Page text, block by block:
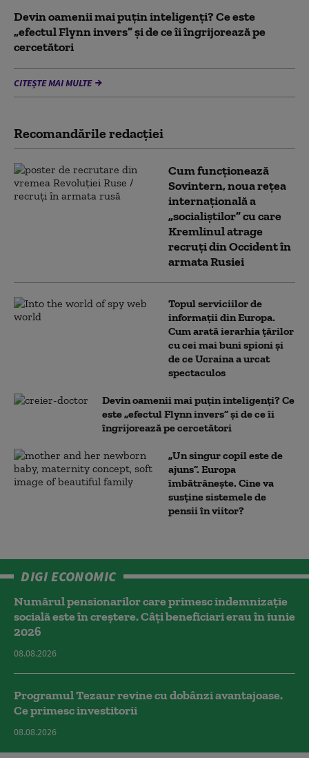
Devin oamenii mai puțin inteligenți? Ce este
„efectul Flynn invers” și de ce îi îngrijorează pe
cercetători
CITEȘTE MAI MULTE
Recomandările redacţiei
Cum funcționează
Sovintern, noua rețea
internațională a
„socialiștilor” cu care
Kremlinul atrage
recruți din Occident în
armata Rusiei
Topul serviciilor de
informații din Europa.
Cum arată ierarhia țărilor
cu cei mai buni spioni și
de ce Ucraina a urcat
spectaculos
Devin oamenii mai puțin inteligenți? Ce
este „efectul Flynn invers” și de ce îi
îngrijorează pe cercetători
„Un singur copil este de
ajuns”. Europa
îmbătrânește. Cine va
susține sistemele de
pensii în viitor?
DIGI ECONOMIC
Numărul pensionarilor care primesc indemnizaţie
socială este în creștere. Câți beneficiari erau în iunie
2026
08.08.2026
Programul Tezaur revine cu dobânzi avantajoase.
Ce primesc investitorii
08.08.2026